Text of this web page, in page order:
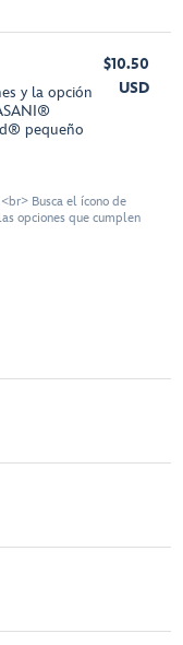
y la opción
pequeño
$10.50
USD
Busca el ícono de
opciones que cumplen